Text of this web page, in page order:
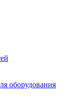
оборудования